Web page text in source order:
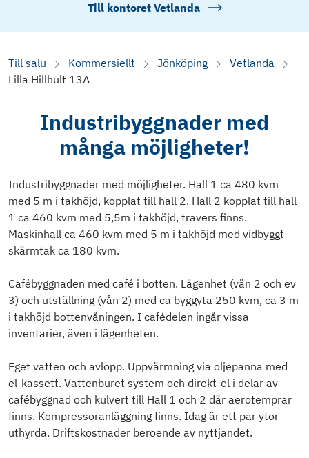
Till kontoret Vetlanda
Till salu Kommersiellt Jönköping
Vetlanda
Lilla Hillhult 13A
Industribyggnader med
många möjligheter!
Industribyggnader med möjligheter. Hall 1 ca 480 kvm
med 5 m i takhöjd, kopplat till hall 2. Hall 2 kopplat till hall
1 ca 460 kvm med 5,5m i takhöjd, travers finns.
Maskinhall ca 460 kvm med 5 m i takhöjd med vidbyggt
skärmtak ca 180 kvm.
Cafébyggnaden med café i botten. Lägenhet (vån 2 och ev
3) och utställning (vån 2) med ca byggyta 250 kvm, ca 3 m
i takhöjd bottenvåningen. I cafédelen ingår vissa
inventarier, även i lägenheten.
Eget vatten och avlopp. Uppvärmning via oljepanna med
el-kassett. Vattenburet system och direkt-el i delar av
cafébyggnad och kulvert till Hall 1 och 2 där aerotemprar
finns. Kompressoranläggning finns. Idag är ett par ytor
uthyrda. Driftskostnader beroende av nyttjandet.